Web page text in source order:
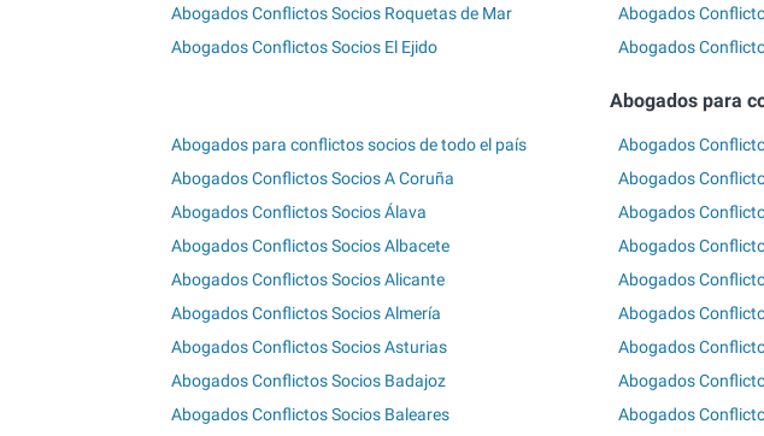
Abogados Conflictos Socios Roquetas de Mar
Abogados Conflictos Socios El Ejido
Abogados
Abogados
Abogados para
Abogados para conflictos socios de todo el país
Abogados Conflictos Socios A Coruña
Abogados Conflictos Socios Álava
Abogados Conflictos Socios Albacete
Abogados Conflictos Socios Alicante
Abogados Conflictos Socios Almería
Abogados Conflictos Socios Asturias
Abogados Conflictos Socios Badajoz
Abogados Conflictos Socios Baleares
Abogados
Abogados
Abogados
Abogados
Abogados
Abogados
Abogados
Abogados
Abogados